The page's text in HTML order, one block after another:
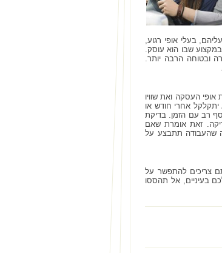
בעלי אופי רגוע,
שבו הוא עוסק.
ובטוחה הרבה יותר.
העסקה ואת שוויו
אחרי חודש או
רב עם הזמן. בדיקת
על הבדיקה. זאת אומרת שאם
שהעבודה תתבצע על
צריכים להתפשר על
בעיניים, אל תהססו